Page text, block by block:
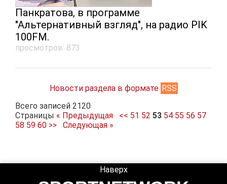
Панкратова, в программе
"Альтернативный взгляд", на радио PIK
100FM.
просмотров: 873
Новости раздела в формате RSS
Всего записей 2120
Страницы « Предыдущая << 51 52 53 54 55 56 57
58 59 60 >> Следующая »
Наверх